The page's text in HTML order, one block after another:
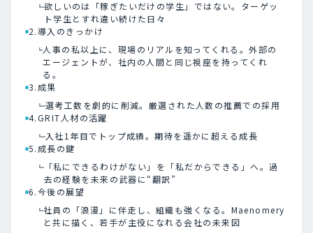
欲しいのは「稼ぎたいだけの学生」ではない。ターゲッ
ト学生とすれ違い続けた日々
2.導入のきっかけ
人事の私以上に、現場のリアルを知ってくれる。外部の
エージェントが、社内の人間と同じ視座を持ってくれ
る。
3.成果
選考工数を劇的に削減。厳選された人数の推薦での採用
4.GRIT人材の活躍
入社1年目でトップ成績。期待を遥かに超える成長
5.成長の鍵
「私にできるわけがない」を「私だからできる」へ。過
去の経験を未来の武器に“翻訳”
6.今後の展望
社員の「浪漫」に伴走し、組織も強くなる。Maenomery
と共に描く、若手が主役になれる会社の未来図